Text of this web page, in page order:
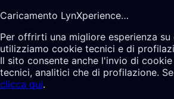
Caricamento LynXperience…
Per offrirti una migliore esperienza su
utilizziamo cookie tecnici e di
Il sito consente anche l'invio di
tecnici, analitici che di profilazione.
clicca qui.